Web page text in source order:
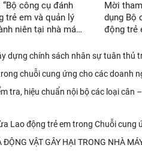
công cụ đánh
trẻ em và quản lý
niên tại nhà máy
Mời
dụng Bộ
động trẻ
Doanh
dựng chính sách nhân sự tuân thủ
chuỗi cung ứng cho các doanh
tra, hiệu chuẩn nội bộ các loại cân
Lao động trẻ em trong Chuỗi cung
VẬT GÂY HẠI TRONG NHÀ